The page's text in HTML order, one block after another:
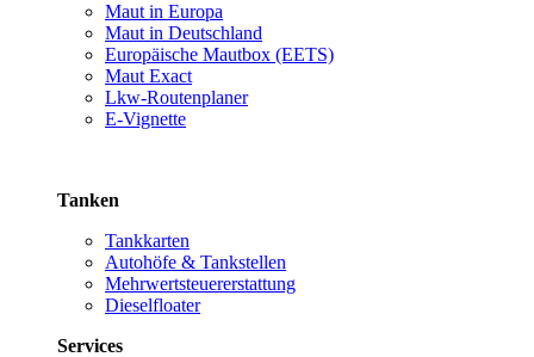
Maut in Europa
Maut in Deutschland
Europäische Mautbox (EETS)
Maut Exact
Lkw-Routenplaner
E-Vignette
Tanken
Tankkarten
Autohöfe & Tankstellen
Mehrwertsteuererstattung
Dieselfloater
Services